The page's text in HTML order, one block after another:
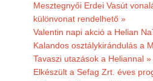
Mesztegnyői Erdei Vasút
különvonat rendelhető »
Valentin napi akció a Helian
Kalandos osztálykirándulás a
Tavaszi utazások a Heliannal »
Elkészült a Sefag Zrt. éves